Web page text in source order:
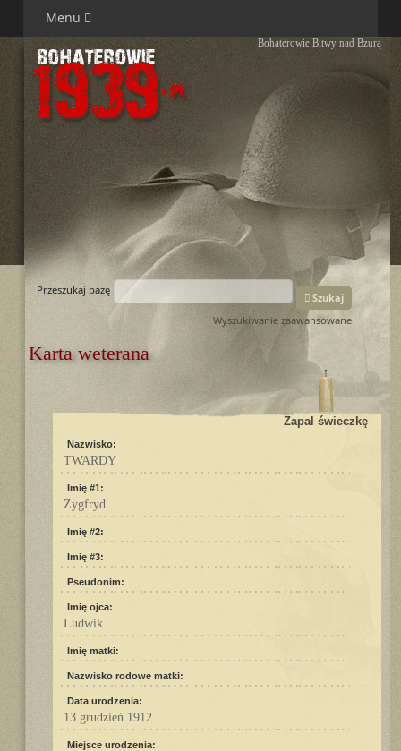
Menu
Bohaterowie Bitwy nad Bzurą
Przeszukaj bazę
Szukaj
Wyszukiwanie zaawansowane
Karta weterana
Zapal świeczkę
Nazwisko:
TWARDY
Imię #1:
Zygfryd
Imię #2:
Imię #3:
Pseudonim:
Imię ojca:
Ludwik
Imię matki:
Nazwisko rodowe matki:
Data urodzenia:
13 grudzień 1912
Miejsce urodzenia: